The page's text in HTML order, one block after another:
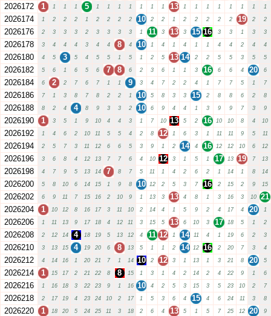
2026172
1 1 1 1 5 1 1 1 1 1 1 1 13 1 1 1 1 1 1 1 1
2026174 1 2 2 2 1 2 2 2 2 10 2 2 1 2 2 2 2 2 19 2 2
2026176 2 3 3 3 2 3 3 3 3 1 11 3 13 3 15 16 3 3 1 3 3
2026178 3 4 4 4 3 4 4 8 4 10 1 4 1 4 1 1 4 4 2 4 4
2026180 4 5 3 5 4 5 5 1 5 1 2 5 13 14 2 2 5 5 3 5 5
2026182 5 6 1 6 5 6 7 8 6 2 3 6 1 1 3 16 6 6 4 20 6
2026184 6 2 2 7 6 7 1 1 9 3 4 7 2 2 4 1 7 7 5 1 7
2026186 7 1 3 8 7 8 2 2 1 10 5 8 3 3 15 2 8 8 6 2 8
2026188 8 2 4 4 8 9 3 3 2 10 6 9 4 4 1 3 9 9 7 3 9
2026190 1 3 5 1 9 10 4 4 3 1 7 10 13 5 2 16 10 10 8 4 10
2026192 1 4 6 2 10 11 5 5 4 2 8 12 1 6 3 1 11 11 9 5 11
2026194 2 5 7 3 11 12 6 6 5 3 9 1 2 14 4 16 12 12 10 6 12
2026196 3 6 8 4 12 13 7 7 6 4 10 12 3 1 5 1 17 13 19 7 13
2026198 4 7 9 5 13 14 7 8 7 5 11 1 4 2 6 2 1 14 1 8 14
2026200 5 8 10 6 14 15 1 9 8 10 12 2 5 3 7 16 2 15 2 9 15
2026202 6 9 11 7 15 16 2 10 9 1 13 3 13 4 8 1 3 16 3 10
21
2026204
1 10 12 8 16 17 3 11 10 2 14 4 1 5 9 2 4 17 4 20 1
2026206 1 11 13 9 17 18 4 12 11 3 15 5 13 6 10 3 17 18 5 1 2
2026208 2 12 14 4 18 19 5 13 12 4 11 12 1 14 11 4 1 19 6 2 3
2026210 3 13 15 4 19 20 6 8 13 5 1 1 2 14 12 16 2 20 7 3 4
2026212 4 14 16 1 20 21 7 1 14 10 2 12 3 1 13 1 3 21 8 20 5
2026214 1 15 17 2 21 22 8 8 15 1 3 1 4 2 14 2 4 22 9 1 6
2026216 1 16 18 3 22 23 9 1 16 10 4 2 5 3 15 3 5 23 10 2 7
2026218 2 17 19 4 23 24 10 2 17 1 5 3 6 4 15 4 6 24 11 3 8
2026220 1 18 20 5 24 25 11 3 18 2 6 4 13 5 1 5 7 25 12 20 9